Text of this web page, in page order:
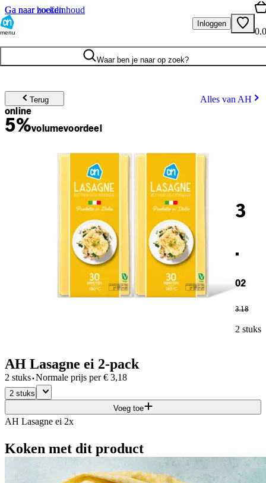
Ga naar hoofdinhoud
Ga naar zoeken
menu
Inloggen
Waar ben je naar op zoek?
Terug Alles van AH
online
5%volumevoordeel
3
.
02
3.18
2 stuks
AH Lasagne ei 2-pack
2 stuks·Normale prijs per € 3,18
2 stuks
Voeg toe
AH Lasagne ei 2x
Koken met dit product